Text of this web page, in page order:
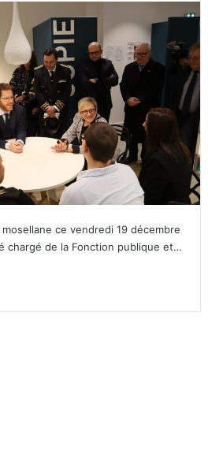
ce vendredi 19 décembre
chargé de la Fonction publique et…